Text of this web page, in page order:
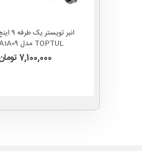
انبر
TOPTUL مدل DACA1A09
7,100,000 تومان